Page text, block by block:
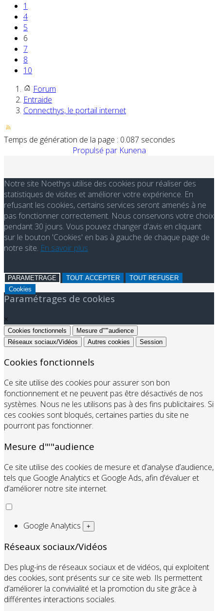
1
4
5
6
7
8
10
Forum
Entraide
Connecthys, le portail internet
Temps de génération de la page : 0.087 secondes
Propulsé par Kunena
Notre site Noethys utilise des cookies pour réaliser des
statistiques de visites et améliorer votre expérience. En
refusant les cookies, certains services seront amenés à ne
pas fonctionner correctement. Nous conservons votre choix
pendant 30 jours. Vous pouvez changer d'avis en cliquant
sur le bouton 'Cookies' en bas à gauche de chaque page de
notre site. En savoir plus
PARAMETRAGE TOUT ACCEPTER
TOUT REFUSER
Cookies
Paramétrages de cookies
×
Cookies fonctionnels
Mesure d"'"audience
Réseaux sociaux/Vidéos
Autres cookies Session
Cookies fonctionnels
Ce site utilise des cookies pour assurer son bon
fonctionnement et ne peuvent pas être désactivés de nos
systèmes. Nous ne les utilisons pas à des fins publicitaires. Si
ces cookies sont bloqués, certaines parties du site ne
pourront pas fonctionner.
Mesure d"'"audience
Ce site utilise des cookies de mesure et d’analyse d’audience,
tels que Google Analytics et Google Ads, afin d’évaluer et
d’améliorer notre site internet.
Google Analytics +
Réseaux sociaux/Vidéos
Des plug-ins de réseaux sociaux et de vidéos, qui exploitent
des cookies, sont présents sur ce site web. Ils permettent
d’améliorer la convivialité et la promotion du site grâce à
différentes interactions sociales.